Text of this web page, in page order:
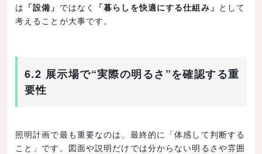
は 「設備」 ではなく 「暮らしを快適にする仕組み」 として
考えることが大事です。
6.2 展示場で“実際の明るさ”を確認する重
要性
照明計画で最も重要なのは、最終的に「体感して判断する
こと」です。図面や説明だけでは分からない明るさや雰囲